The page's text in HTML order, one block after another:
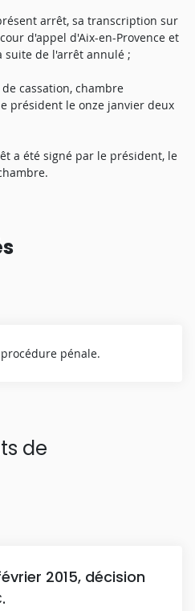
arrêt, sa transcription sur
d'appel d'Aix-en-Provence et
suite de l'arrêt annulé ;
cassation, chambre
président le onze janvier deux
a été signé par le président, le
pénale.
de
2015, décision